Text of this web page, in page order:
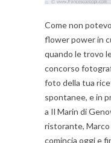
Come non
flower power in
quando le trovo
concorso
foto della tua
spontanee, e in
a Il Marin di
ristorante, Marco
comincia oggi e